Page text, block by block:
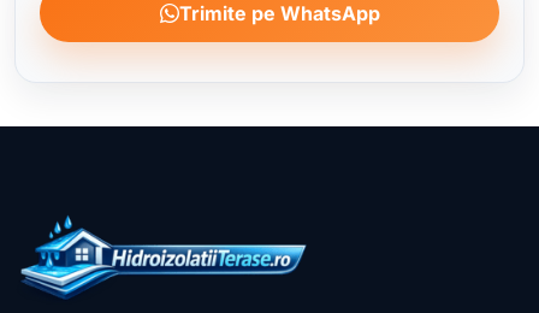
Trimite pe WhatsApp